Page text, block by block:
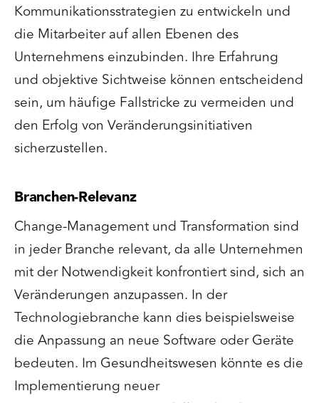
Kommunikationsstrategien zu entwickeln und
die Mitarbeiter auf allen Ebenen des
Unternehmens einzubinden. Ihre Erfahrung
und objektive Sichtweise können entscheidend
sein, um häufige Fallstricke zu vermeiden und
den Erfolg von Veränderungsinitiativen
sicherzustellen.
Branchen-Relevanz
Change-Management und Transformation sind
in jeder Branche relevant, da alle Unternehmen
mit der Notwendigkeit konfrontiert sind, sich an
Veränderungen anzupassen. In der
Technologiebranche kann dies beispielsweise
die Anpassung an neue Software oder Geräte
bedeuten. Im Gesundheitswesen könnte es die
Implementierung neuer